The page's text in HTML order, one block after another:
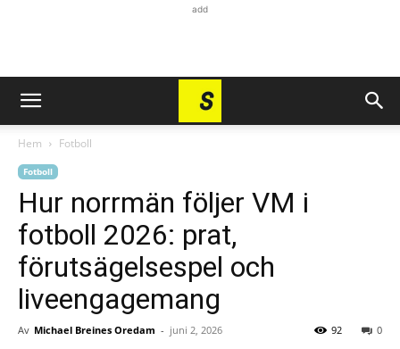
add
Hem Fotboll
Fotboll
Hur norrmän följer VM i
fotboll 2026: prat,
förutsägelsespel och
liveengagemang
Av Michael Breines Oredam - juni 2, 2026 0
92